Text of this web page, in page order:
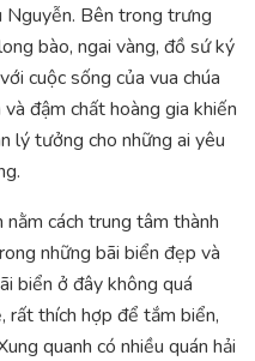
Nguyễn. Bên trong trưng
bào, ngai vàng, đồ sứ ký
cuộc sống của vua chúa
đậm chất hoàng gia khiến
lý tưởng cho những ai yêu
nằm cách trung tâm thành
những bãi biển đẹp và
biển ở đây không quá
rất thích hợp để tắm biển,
quanh có nhiều quán hải